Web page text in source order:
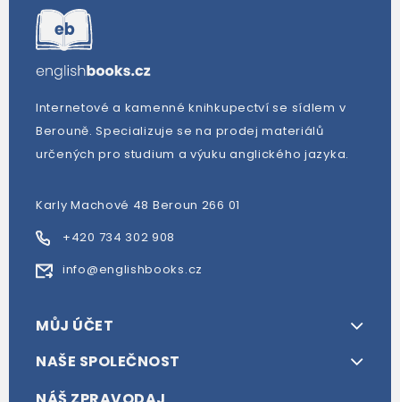
Internetové a kamenné knihkupectví se sídlem v
Berouně. Specializuje se na prodej materiálů
určených pro studium a výuku anglického jazyka.
Karly Machové 48 Beroun 266 01
+420 734 302 908
info@englishbooks.cz
MŮJ ÚČET
NAŠE SPOLEČNOST